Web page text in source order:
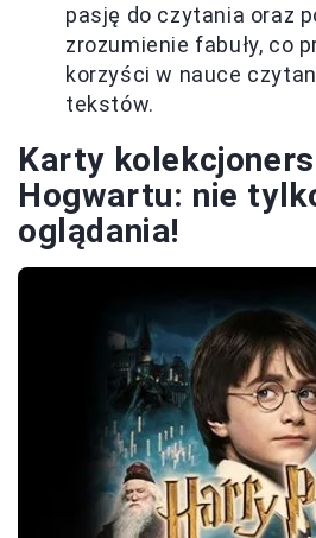
pasję do czytania oraz
zrozumienie fabuły, co
korzyści w nauce
tekstów.
Karty
Hogwartu: nie
oglądania!